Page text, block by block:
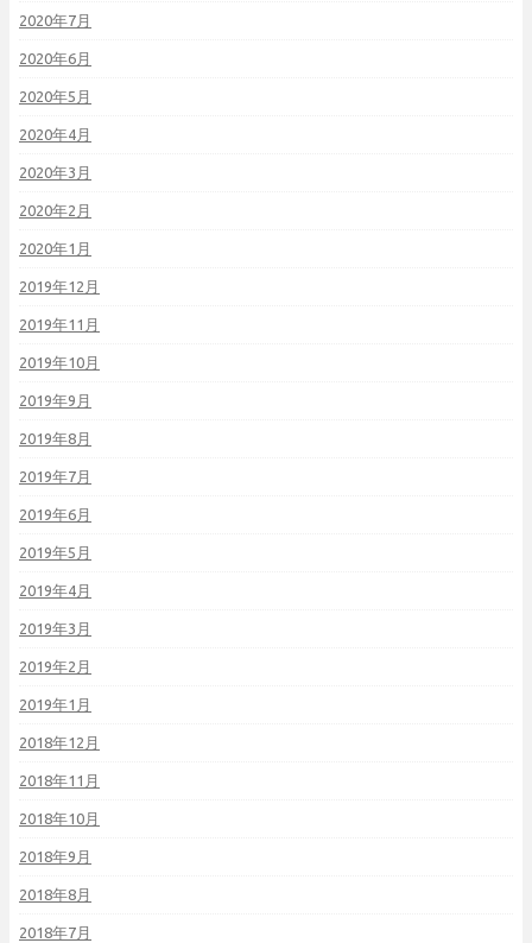
2020年7月
2020年6月
2020年5月
2020年4月
2020年3月
2020年2月
2020年1月
2019年12月
2019年11月
2019年10月
2019年9月
2019年8月
2019年7月
2019年6月
2019年5月
2019年4月
2019年3月
2019年2月
2019年1月
2018年12月
2018年11月
2018年10月
2018年9月
2018年8月
2018年7月